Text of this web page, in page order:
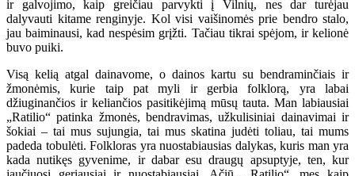
ir galvojimo, kaip greičiau parvykti į Vilnių, nes dar turėjau
dalyvauti kitame renginyje. Kol visi vaišinomės prie bendro stalo,
jau baiminausi, kad nespėsim grįžti. Tačiau tikrai spėjom, ir kelionė
buvo puiki.
Visą kelią atgal dainavome, o dainos kartu su bendraminčiais ir
žmonėmis, kurie taip pat myli ir gerbia folklorą, yra labai
džiuginančios ir keliančios pasitikėjimą mūsų tauta. Man labiausiai
„Ratilio“ patinka žmonės, bendravimas, užkulisiniai dainavimai ir
šokiai – tai mus sujungia, tai mus skatina judėti toliau, tai mums
padeda tobulėti. Folkloras yra nuostabiausias dalykas, kuris man yra
kada nutikęs gyvenime, ir dabar esu draugų apsuptyje, ten, kur